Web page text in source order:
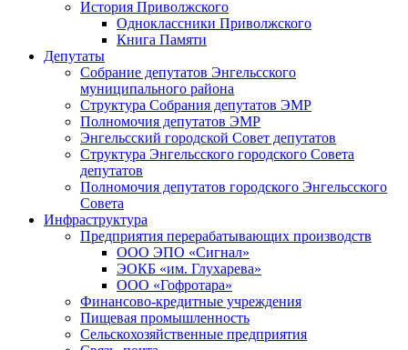
История Приволжского
Одноклассники Приволжского
Книга Памяти
Депутаты
Собрание депутатов Энгельсского
муниципального района
Структура Собрания депутатов ЭМР
Полномочия депутатов ЭМР
Энгельсский городской Совет депутатов
Структура Энгельсского городского Совета
депутатов
Полномочия депутатов городского Энгельсского
Совета
Инфраструктура
Предприятия перерабатывающих производств
ООО ЭПО «Сигнал»
ЭОКБ «им. Глухарева»
ООО «Гофротара»
Финансово-кредитные учреждения
Пищевая промышленность
Сельскохозяйственные предприятия